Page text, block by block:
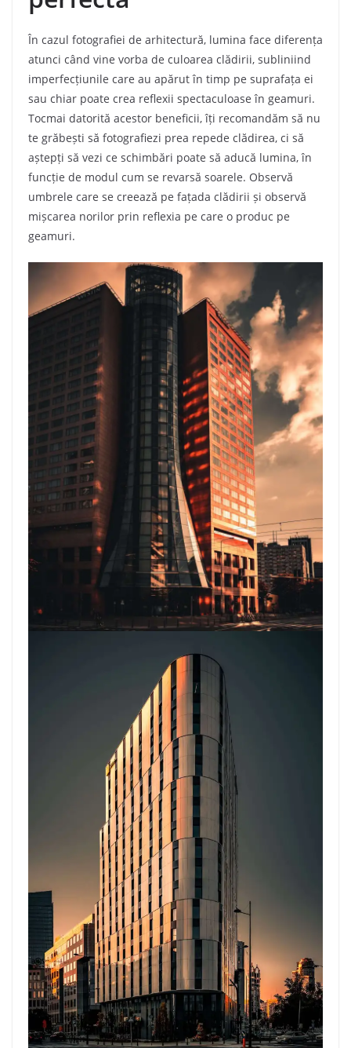
În cazul fotografiei de arhitectură, lumina face diferența
atunci când vine vorba de culoarea clădirii, subliniind
imperfecțiunile care au apărut în timp pe suprafața ei
sau chiar poate crea reflexii spectaculoase în geamuri.
Tocmai datorită acestor beneficii, îți recomandăm să nu
te grăbești să fotografiezi prea repede clădirea, ci să
aștepți să vezi ce schimbări poate să aducă lumina, în
funcție de modul cum se revarsă soarele. Observă
umbrele care se creează pe fațada clădirii și observă
mișcarea norilor prin reflexia pe care o produc pe
geamuri.